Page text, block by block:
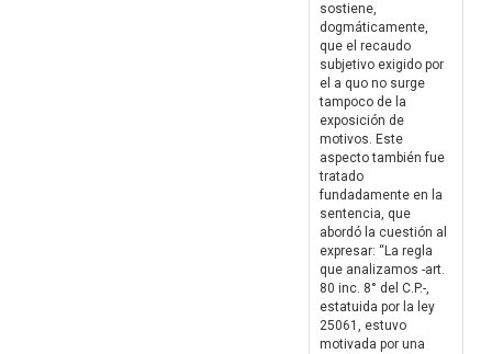
sostiene,
dogmáticamente,
que el recaudo
subjetivo exigido por
el a quo no surge
tampoco de la
exposición de
motivos. Este
aspecto también fue
tratado
fundadamente en la
sentencia, que
abordó la cuestión al
expresar: “La regla
que analizamos -art.
80 inc. 8° del C.P.-,
estatuida por la ley
25061, estuvo
motivada por una